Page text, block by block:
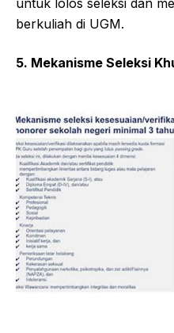
untuk lolos seleksi dan
berkuliah di UGM.
5. Mekanisme Seleksi